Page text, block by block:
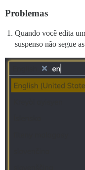
Problemas
Quando você edita
suspenso não segue